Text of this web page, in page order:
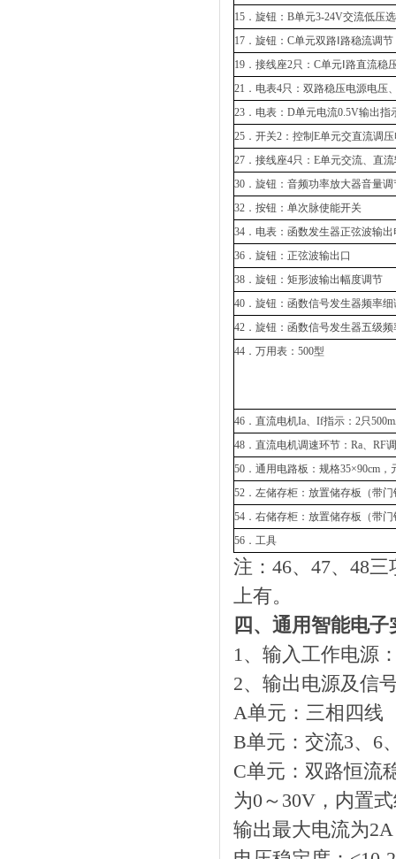
15．旋钮：B单元3-24V交流低压
17．旋钮：C单元双路Ⅰ路稳流调节
19．接线座2只：C单元Ⅰ路直流稳
21．电表4只：双路稳压电源电压
23．电表：D单元电流0.5V输出指
25．开关2：控制E单元交直流调
27．接线座4只：E单元交流、直
30．旋钮：音频功率放大器音量调
32．按钮：单次脉使能开关
34．电表：函数发生器正弦波输
36．旋钮：正弦波输出口
38．旋钮：矩形波输出幅度调节
40．旋钮：函数信号发生器频率细
42．旋钮：函数信号发生器五级频
44．万用表：500型
46．直流电机Ia、If指示：2只
48．直流电机调速环节：Ra、RF
50．通用电路板：规格35×90cm
52．左储存柜：放置储存板（带门
54．右储存柜：放置储存板（带门
56．工具
注：46、47、48
上有。
四、通用智能电
1、输入工作电源
2、输出电源及信
A单元：三相四线
B单元：交流3、6
C单元：双路恒流
为0～30V，内置
输出最大电流为